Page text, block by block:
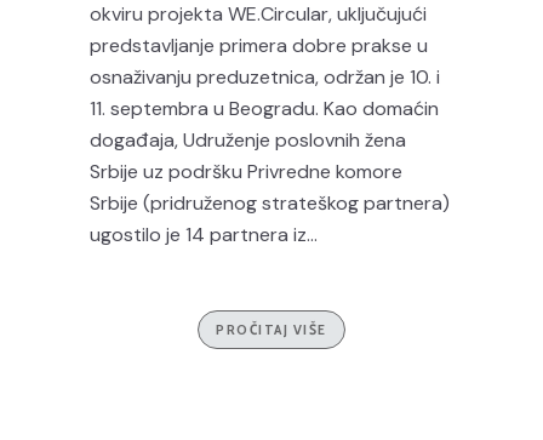
okviru projekta WE.Circular, uključujući
predstavljanje primera dobre prakse u
osnaživanju preduzetnica, održan je 10. i
11. septembra u Beogradu. Kao domaćin
događaja, Udruženje poslovnih žena
Srbije uz podršku Privredne komore
Srbije (pridruženog strateškog partnera)
ugostilo je 14 partnera iz...
PROČITAJ VIŠE